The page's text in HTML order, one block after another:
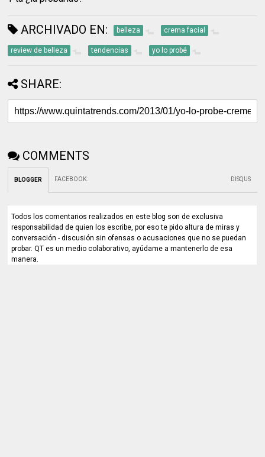
ARCHIVADO EN: belleza crema facial
review de belleza tendencias yo lo probé
SHARE:
COMMENTS
BLOGGER FACEBOOK: DISQUS
Todos los comentarios realizados en este blog son de exclusiva
responsabilidad de quien los escribe, por eso te pido altura de miras y
conversación - discusión sin ofensas o acusaciones que no se puedan
probar. QT es un medio colaborativo, ayúdame a mantenerlo de esa
manera.